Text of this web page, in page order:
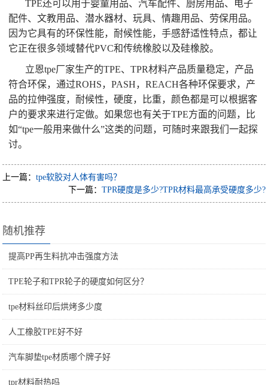
TPE还可以用于婴童用品、汽车配件、厨房用品、电子
配件、文教用品、潜水器材、玩具、情趣用品、劳保用品。
因为它具有的环保性能，耐候性能，手感舒适性特点，都让
它正在很多领域替代PVC和传统橡胶以及硅橡胶。
立恩tpe厂家生产的TPE、TPR材料产品质量稳定，产品
符合环保，通过ROHS，PASH，REACH各种环保要求，产
品的拉伸强度，耐候性，硬度，比重，颜色都是可以根据客
户的要求来进行定做。如果您也有关于TPE方面的问题，比
如“tpe一般用来做什么”这类的问题，可随时来跟我们一起探
讨。
上一篇：tpe软胶对人体有害吗？
下一篇： TPR硬度是多少?TPR材料最高承受硬度多少?
随机推荐
提高PP再生料抗冲击强度方法
TPE轮子和TPR轮子的硬度如何区分？
tpe材料丝印后烘烤多少度
人工橡胶TPE好不好
汽车脚垫tpe材质哪个牌子好
tpr材料耐热吗